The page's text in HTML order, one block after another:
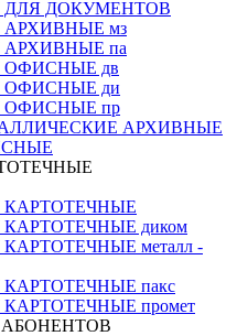
ДОКУМЕНТОВ
мз
па
дв
ди
пр
АРХИВНЫЕ
диком
металл -
пакс
промет